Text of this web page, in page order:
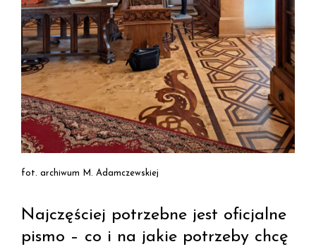
fot. archiwum M. Adamczewskiej
Najczęściej potrzebne jest oficjalne
pismo – co i na jakie potrzeby chcę